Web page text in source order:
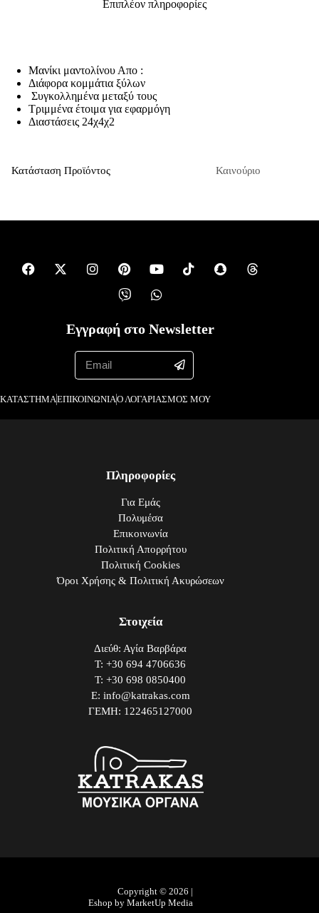
Επιπλέον πληροφορίες
Μανίκι μαντολίνου Απο :
Διάφορα κομμάτια ξύλων
Συγκολλημένα μεταξύ τους
Τριμμένα έτοιμα για εφαρμόγη
Διαστάσεις 24χ4χ2
Κατάσταση Προϊόντος Καινούριο
Εγγραφή στο Newsletter
ΚΑΤΑΣΤΗΜΑΕΠΙΚΟΙΝΩΝΙΑΟ ΛΟΓΑΡΙΑΣΜΟΣ ΜΟΥ
Πληροφορίες
Για Εμάς
Πολυμέσα
Επικοινωνία
Πολιτική Απορρήτου
Πολιτική Cookies
Όροι Χρήσης & Πολιτική Ακυρώσεων
Στοιχεία
Διεύθ: Αγία Βαρβάρα
Τ: +30 694 4706636
Τ: +30 698 0850400
E: info@katrakas.com
ΓΕΜΗ: 122465127000
Copyright © 2026 |
Eshop by MarketUp Media